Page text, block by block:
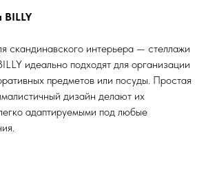
BILLY
скандинавского интерьера — стеллажи
идеально подходят для организации
предметов или посуды. Простая
дизайн делают их
адаптируемыми под любые